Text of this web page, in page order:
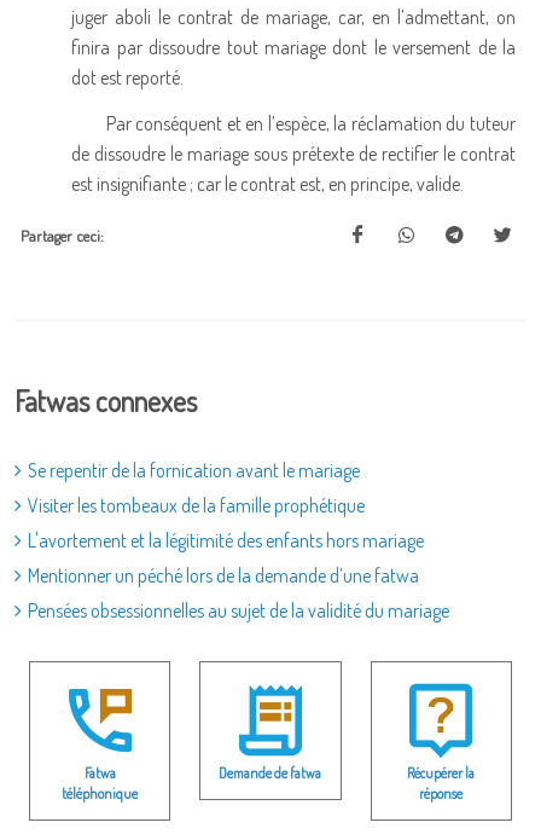
juger aboli le contrat de mariage, car, en l’admettant, on
finira par dissoudre tout mariage dont le versement de la
dot est reporté.
Par conséquent et en l’espèce, la réclamation du tuteur
de dissoudre le mariage sous prétexte de rectifier le contrat
est insignifiante ; car le contrat est, en principe, valide.
Partager ceci:
Fatwas connexes
Se repentir de la fornication avant le mariage
Visiter les tombeaux de la famille prophétique
L'avortement et la légitimité des enfants hors mariage
Mentionner un péché lors de la demande d’une fatwa
Pensées obsessionnelles au sujet de la validité du mariage
Fatwa
téléphonique
Demande de fatwa
Récupérer la
réponse